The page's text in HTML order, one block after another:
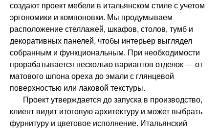
создают проект мебели в итальянском стиле с учетом
эргономики и компоновки. Мы продумываем
расположение стеллажей, шкафов, столов, тумб и
декоративных панелей, чтобы интерьер выглядел
собранным и функциональным. При необходимости
прорабатывается несколько вариантов отделок — от
матового шпона ореха до эмали с глянцевой
поверхностью или лаковой текстуры.
Проект утверждается до запуска в производство,
клиент видит итоговую архитектуру и может выбрать
фурнитуру и цветовое исполнение. Итальянский